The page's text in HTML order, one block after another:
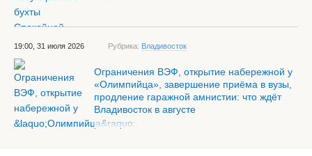
19:00, 31 июля 2026 Рубрика: Владивосток
Ограничения ВЭФ, открытие набережной у
«Олимпийца», завершение приёма в вузы,
продление гаражной амнистии: что ждёт
Владивосток в августе